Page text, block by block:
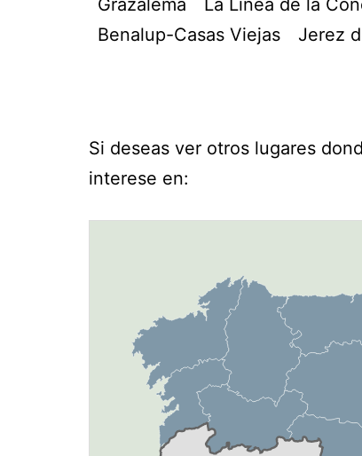
Grazalema La Línea de la
Benalup-Casas Viejas
Jerez
Si deseas ver otros lugares
interese en: